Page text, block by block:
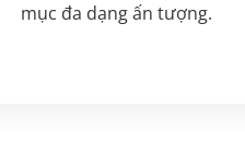
mục đa dạng ấn tượng.